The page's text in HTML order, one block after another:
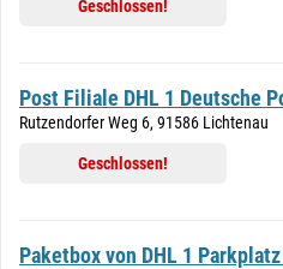
Geschlossen!
Post Filiale DHL 1 Deutsche
Rutzendorfer Weg 6, 91586 Lichtenau
Geschlossen!
Paketbox von DHL 1